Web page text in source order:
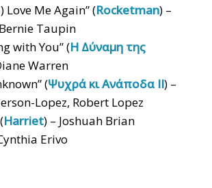
Love Me Again” (Rocketman) –
Taupin
with You” (Η Δύναμη της
Warren
(Ψυχρά κι Ανάποδα ΙΙ) –
Lopez, Robert Lopez
Harriet) – Joshuah Brian
Erivo